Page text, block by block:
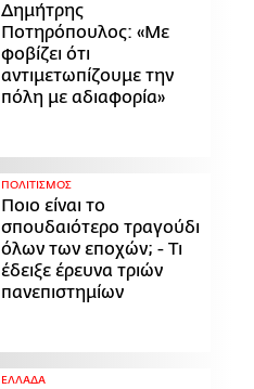
Δημήτρης
Ποτηρόπουλος: «Με
φοβίζει ότι
αντιμετωπίζουμε την
πόλη με αδιαφορία»
ΠΟΛΙΤΙΣΜΟΣ
Ποιο είναι το
σπουδαιότερο τραγούδι
όλων των εποχών; - Τι
έδειξε έρευνα τριών
πανεπιστημίων
ΕΛΛΑΔΑ